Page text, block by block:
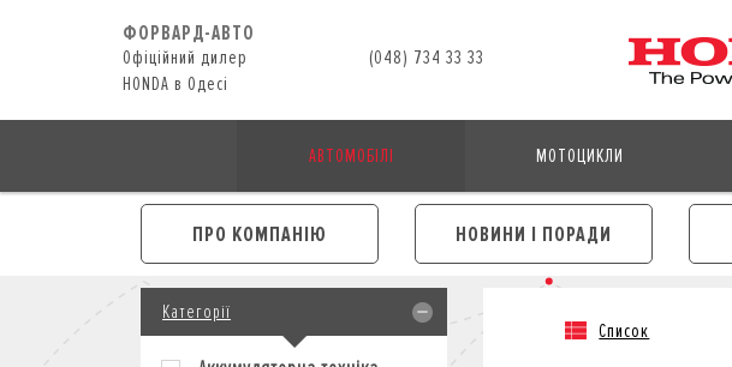
ФОРВАРД-АВТО
Офіційний дилер
HONDA в Одесі
(048) 734 33 33
АВТОМОБІЛІ МОТОЦИКЛИ
ПРО КОМПАНІЮ НОВИНИ І ПОРАДИ
Категорії
Список